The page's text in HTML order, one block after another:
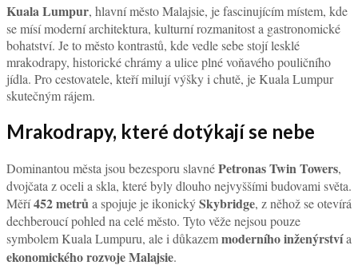
Kuala Lumpur, hlavní město Malajsie, je fascinujícím místem, kde
se mísí moderní architektura, kulturní rozmanitost a gastronomické
bohatství. Je to město kontrastů, kde vedle sebe stojí lesklé
mrakodrapy, historické chrámy a ulice plné voňavého pouličního
jídla. Pro cestovatele, kteří milují výšky i chutě, je Kuala Lumpur
skutečným rájem.
Mrakodrapy, které dotýkají se nebe
Dominantou města jsou bezesporu slavnéPetronas Twin Towers,
dvojčata z oceli a skla, které byly dlouho nejvyššími budovami světa.
Měří452 metrůa spojuje je ikonickýSkybridge, z něhož se otevírá
dechberoucí pohled na celé město. Tyto věže nejsou pouze
symbolem Kuala Lumpuru, ale i důkazemmoderního inženýrstvía
ekonomického rozvoje Malajsie.